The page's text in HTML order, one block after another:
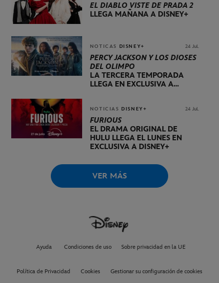
EL DIABLO VISTE DE PRADA 2
LLEGA MAÑANA A DISNEY+
NOTICAS DISNEY+ 24 Jul.
PERCY JACKSON Y LOS DIOSES
DEL OLIMPO
LA TERCERA TEMPORADA
LLEGA EN EXCLUSIVA A
NOTICIAS DISNEY+ 24 Jul.
FURIOUS
EL DRAMA ORIGINAL DE
HULU LLEGA EL LUNES EN
EXCLUSIVA A DISNEY+
VER MÁS
Ayuda Condiciones de uso Sobre privacidad en la UE
Política de Privacidad Cookies Gestionar su configuración de cookies